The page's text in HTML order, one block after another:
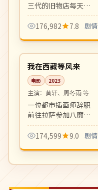
三代的旧物店每天都
有不同的客人带着旧
物前来寄卖。每件旧
生故事，温柔克制。
176,982 7.8 剧情
中国
高分 99:48
我在西藏等风来
电影 2023
主演： 黄轩、周冬雨 等
一位都市插画师辞职
前往拉萨参加八廓街
手作市集，遇到的人
与事让她重新认识自
旅程的诗意片。
174,599 9.0 剧情